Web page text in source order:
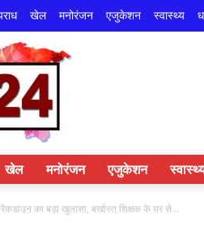
खेल मनोरंजन एजुकेशन स्वास्थ्य
खेल मनोरंजन एजुकेशन
का बड़ा खुलासा, बर्खास्त शिक्षक के घर से...